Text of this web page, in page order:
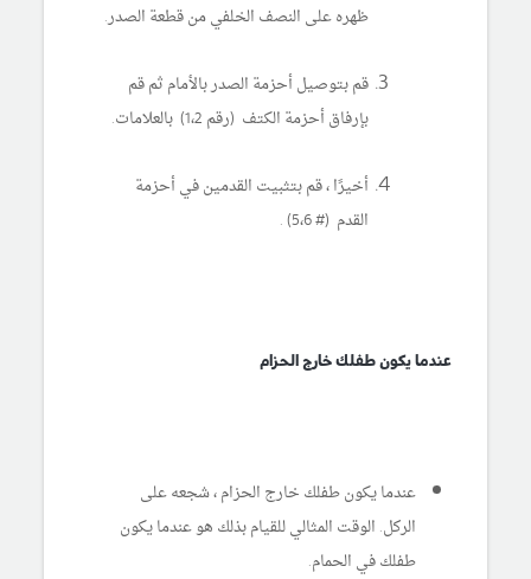
ظهره على النصف الخلفي من قطعة الصدر.
قم بتوصيل أحزمة الصدر بالأمام ثم قم
بإرفاق أحزمة الكتف (رقم 1،2) بالعلامات.
أخيرًا ، قم بتثبيت القدمين في أحزمة
القدم (# 5،6) .
عندما يكون طفلك خارج الحزام
عندما يكون طفلك خارج الحزام ، شجعه على
الركل. الوقت المثالي للقيام بذلك هو عندما يكون
طفلك في الحمام.